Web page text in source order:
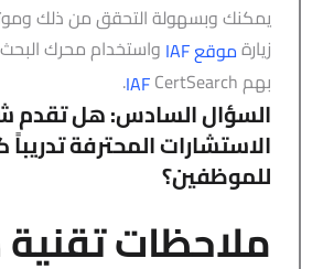
يمكنك وبسهولة التحقق من ذلك
زيارةموقع IAF
واستخدام محرك
بهم
IAFCertSearch.
السؤال السادس: هل تقدم
الاستشارات المحترفة تدريباً
للموظفين؟
ملاحظات